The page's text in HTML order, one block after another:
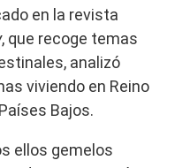
en la revista
, que recoge temas
analizó
viviendo en Reino
Bajos.
ellos gemelos